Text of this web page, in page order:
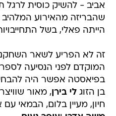
אביב - להשיק כוסית לרגל
שהבריזה מהאירוע
הייתה פאלי, בשל
זה לא הפריע לשאר
המוקדם לפני הנסיעה
בפיאסטה אפשר היה
בן הזוגלי בירן, מאור
חיון, מעיין בלום, הבמאי